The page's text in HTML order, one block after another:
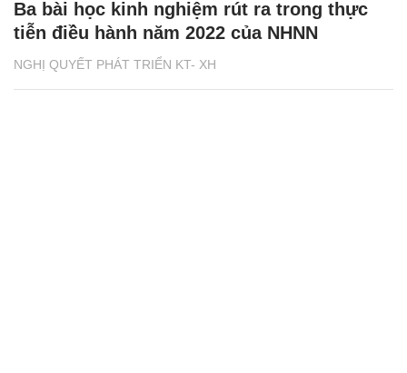
NGHỊ QUYẾT PHÁT TRIỂN KT- XH
Ba bài học kinh nghiệm rút ra trong thực
tiễn điều hành năm 2022 của NHNN